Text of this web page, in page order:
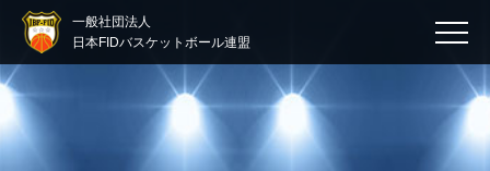
一般社団法人
日本FIDバスケットボール連盟